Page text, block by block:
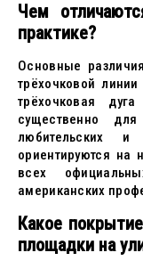
Чем
практике?
Основные
трёхочковой
трёхочковая
существенно
любительских
ориентируются
всех
американских
Какое
площадки на